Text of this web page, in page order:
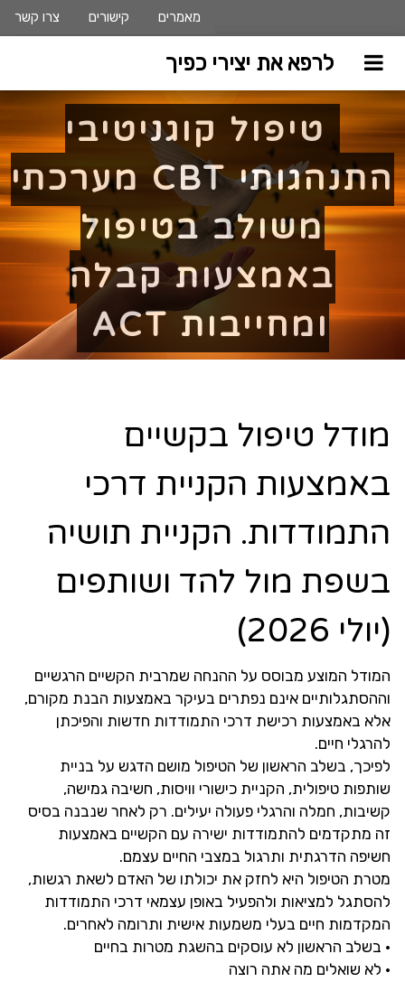
מאמרים קישורים צרו קשר
לרפא את יצירי כפיך
טיפול קוגניטיבי
התנהגותי CBT מערכתי
משולב בטיפול
באמצעות קבלה
ומחייבות ACT
מודל טיפול בקשיים
באמצעות הקניית דרכי
התמודדות. הקניית תושיה
בשפת מול להד ושותפים
(יולי 2026)
המודל המוצע מבוסס על ההנחה שמרבית הקשיים הרגשיים
וההסתגלותיים אינם נפתרים בעיקר באמצעות הבנת מקורם,
אלא באמצעות רכישת דרכי התמודדות חדשות והפיכתן
להרגלי חיים.
לפיכך, בשלב הראשון של הטיפול מושם הדגש על בניית
שותפות טיפולית, הקניית כישורי וויסות, חשיבה גמישה,
קשיבות, חמלה והרגלי פעולה יעילים. רק לאחר שנבנה בסיס
זה מתקדמים להתמודדות ישירה עם הקשיים באמצעות
חשיפה הדרגתית ותרגול במצבי החיים עצמם.
מטרת הטיפול היא לחזק את יכולתו של האדם לשאת רגשות,
להסתגל למציאות ולהפעיל באופן עצמאי דרכי התמודדות
המקדמות חיים בעלי משמעות אישית ותרומה לאחרים.
• בשלב הראשון לא עוסקים בהשגת מטרות בחיים
• לא שואלים מה אתה רוצה